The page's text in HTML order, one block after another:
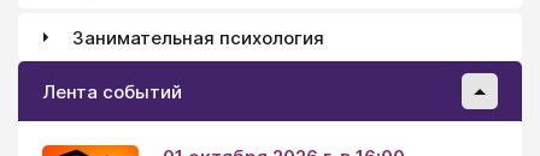
Занимательная психология
Лента событий